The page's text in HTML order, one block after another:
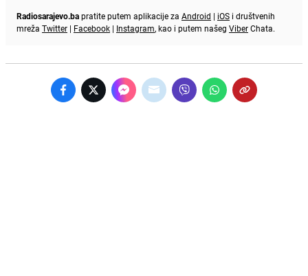
Radiosarajevo.bapratite putem aplikacije za Android | iOS i društvenih
mreža Twitter | Facebook | Instagram, kao i putem našeg ViberChata.